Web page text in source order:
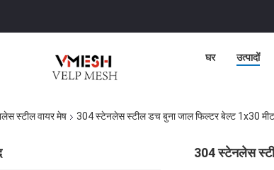
घर उत्पादों
स्टील वायर मेष 304 स्टेनलेस स्टील डच बुना जाल फिल्टर बेल्ट 1x30
304 स्टेनलेस